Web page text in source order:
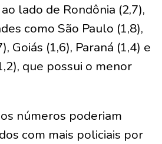
lado de Rondônia (2,7),
como São Paulo (1,8),
Goiás (1,6), Paraná (1,4) e
que possui o menor
números poderiam
com mais policiais por